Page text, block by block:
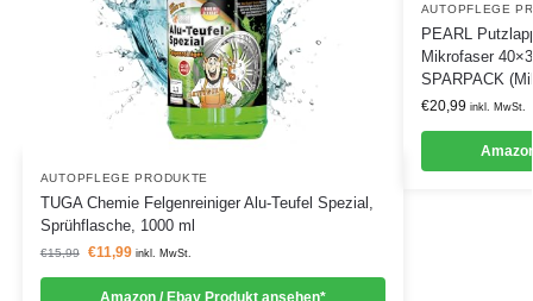
AUTOPFLEGE PRODUKTE
TUGA Chemie Felgenreiniger Alu-Teufel Spezial,
Sprühflasche, 1000 ml
€15,99 €11,99 inkl. MwSt.
AUTOPFLEGE
PEARL
Mikrofaser
SPARPACK
€20,99 inkl. MwSt.